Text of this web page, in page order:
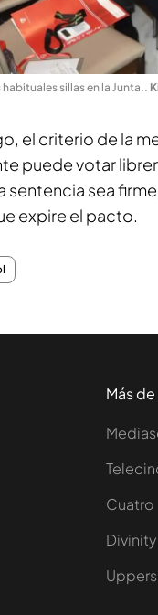
sillas en la Junta..
el criterio de la
puede votar
sentencia sea
expire el pacto.
Más
Cuatro
Divinity
Uppers